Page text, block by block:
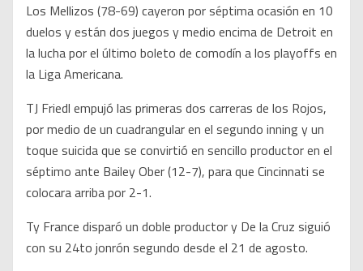
Los Mellizos (78-69) cayeron por séptima ocasión en 10
duelos y están dos juegos y medio encima de Detroit en
la lucha por el último boleto de comodín a los playoffs en
la Liga Americana.
TJ Friedl empujó las primeras dos carreras de los Rojos,
por medio de un cuadrangular en el segundo inning y un
toque suicida que se convirtió en sencillo productor en el
séptimo ante Bailey Ober (12-7), para que Cincinnati se
colocara arriba por 2-1.
Ty France disparó un doble productor y De la Cruz siguió
con su 24to jonrón segundo desde el 21 de agosto.